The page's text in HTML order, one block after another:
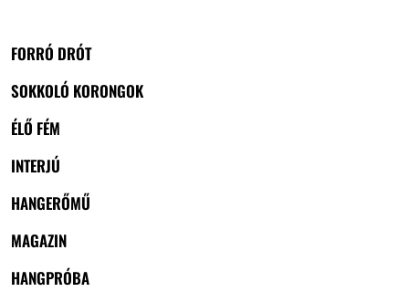
FORRÓ DRÓT
SOKKOLÓ KORONGOK
ÉLŐ FÉM
INTERJÚ
HANGERŐMŰ
MAGAZIN
HANGPRÓBA